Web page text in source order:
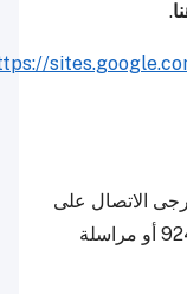
.
https://
الاتصال على
+974 4445 9555 أو +974 4472 9246 أو مراسلة